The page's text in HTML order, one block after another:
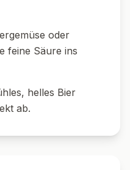
oder
feine Säure ins
helles Bier
ab.